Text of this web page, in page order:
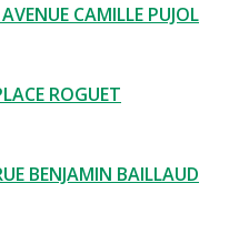
CAMILLE PUJOL
ROGUET
BENJAMIN BAILLAUD